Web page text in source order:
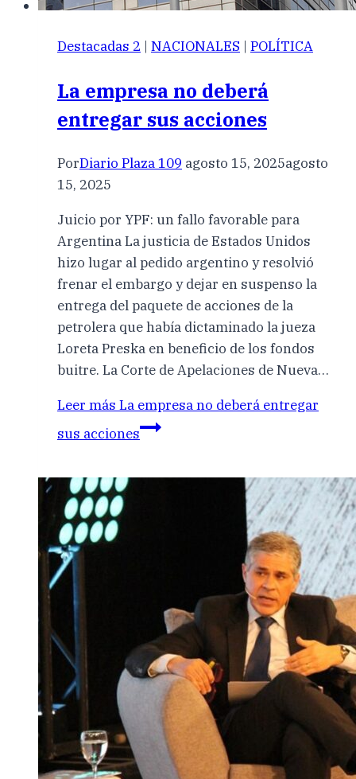
Destacadas 2 | NACIONALES | POLÍTICA
La empresa no deberá
entregar sus acciones
PorDiario Plaza 109 agosto 15, 2025agosto
15, 2025
Juicio por YPF: un fallo favorable para
Argentina La justicia de Estados Unidos
hizo lugar al pedido argentino y resolvió
frenar el embargo y dejar en suspenso la
entrega del paquete de acciones de la
petrolera que había dictaminado la jueza
Loreta Preska en beneficio de los fondos
buitre. La Corte de Apelaciones de Nueva…
Leer más La empresa no deberá entregar
sus acciones